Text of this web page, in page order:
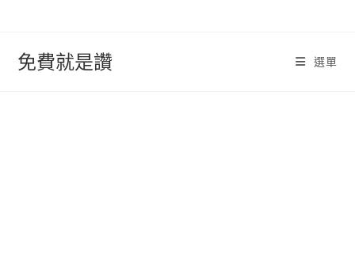
免費就是讚 選單